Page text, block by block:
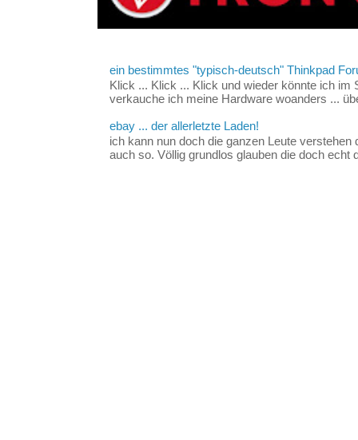
ein bestimmtes "typisch-deutsch" Thinkpad
Klick ... Klick ... Klick und wieder könnte ich im
verkauche ich meine Hardware woanders ...
ebay ... der allerletzte Laden!
ich kann nun doch die ganzen Leute
auch so. Völlig grundlos glauben die doch echt